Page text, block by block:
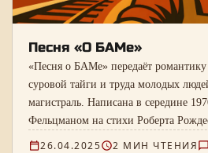
Песня «О БАМе»
«Песня о БАМе» передаёт
суровой тайги и труда молодых
магистраль. Написана в середине
Фельцманом на стихи Роберта
полный текст, ноты и запись
26.04.2025 2 МИН ЧТЕНИЯ